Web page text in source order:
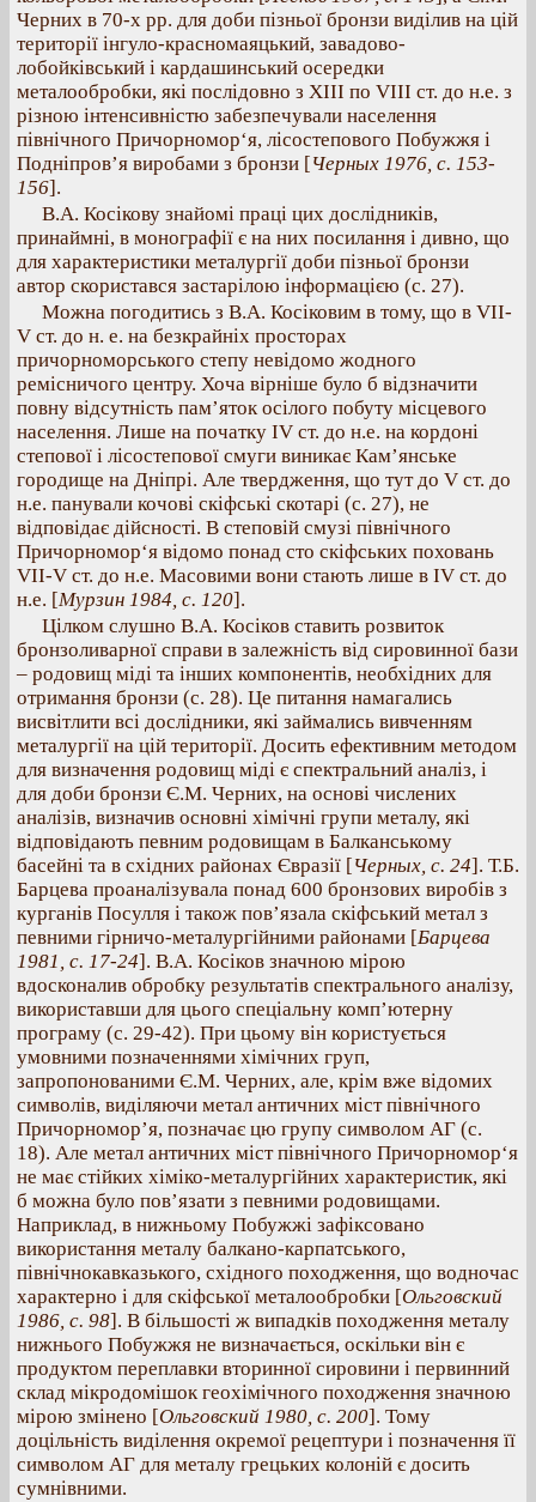
Черних в 70-х рр. для доби пізньої бронзи виділив на цій
території інгуло-красномаяцький, завадово-
лобойківський і кардашинський осередки
металообробки, які послідовно з XIII по VIII ст. до н.е. з
різною інтенсивністю забезпечували населення
північного Причорномор‘я, лісостепового Побужжя і
Подніпров’я виробами з бронзи [Черных 1976, с. 153-
156].
В.А. Косікову знайомі праці цих дослідників,
принаймні, в монографії є на них посилання і дивно, що
для характеристики металургії доби пізньої бронзи
автор скористався застарілою інформацією (с. 27).
Можна погодитись з В.А. Косіковим в тому, що в VII-
V ст. до н. е. на безкрайніх просторах
причорноморського степу невідомо жодного
ремісничого центру. Хоча вірніше було б відзначити
повну відсутність пам’яток осілого побуту місцевого
населення. Лише на початку IV ст. до н.е. на кордоні
степової і лісостепової смуги виникає Кам’янське
городище на Дніпрі. Але твердження, що тут до V ст. до
н.е. панували кочові скіфські скотарі (с. 27), не
відповідає дійсності. В степовій смузі північного
Причорномор‘я відомо понад сто скіфських поховань
VII-V ст. до н.е. Масовими вони стають лише в IV ст. до
н.е. [Мурзин 1984, с. 120].
Цілком слушно В.А. Косіков ставить розвиток
бронзоливарної справи в залежність від сировинної бази
– родовищ міді та інших компонентів, необхідних для
отримання бронзи (с. 28). Це питання намагались
висвітлити всі дослідники, які займались вивченням
металургії на цій території. Досить ефективним методом
для визначення родовищ міді є спектральний аналіз, і
для доби бронзи Є.М. Черних, на основі числених
аналізів, визначив основні хімічні групи металу, які
відповідають певним родовищам в Балканському
басейні та в східних районах Євразії [Черных, с. 24]. Т.Б.
Барцева проаналізувала понад 600 бронзових виробів з
курганів Посулля і також пов’язала скіфський метал з
певними гірничо-металургійними районами [Барцева
1981, с. 17-24]. В.А. Косіков значною мірою
вдосконалив обробку результатів спектрального аналізу,
використавши для цього спеціальну комп’ютерну
програму (с. 29-42). При цьому він користується
умовними позначеннями хімічних груп,
запропонованими Є.М. Черних, але, крім вже відомих
символів, виділяючи метал античних міст північного
Причорномор’я, позначає цю групу символом АГ (с.
18). Але метал античних міст північного Причорномор‘я
не має стійких хіміко-металургійних характеристик, які
б можна було пов’язати з певними родовищами.
Наприклад, в нижньому Побужжі зафіксовано
використання металу балкано-карпатського,
північнокавказького, східного походження, що водночас
характерно і для скіфської металообробки [Ольговский
1986, с. 98]. В більшості ж випадків походження металу
нижнього Побужжя не визначається, оскільки він є
продуктом переплавки вторинної сировини і первинний
склад мікродомішок геохімічного походження значною
мірою змінено [Ольговский 1980, с. 200]. Тому
доцільність виділення окремої рецептури і позначення її
символом АГ для металу грецьких колоній є досить
сумнівними.